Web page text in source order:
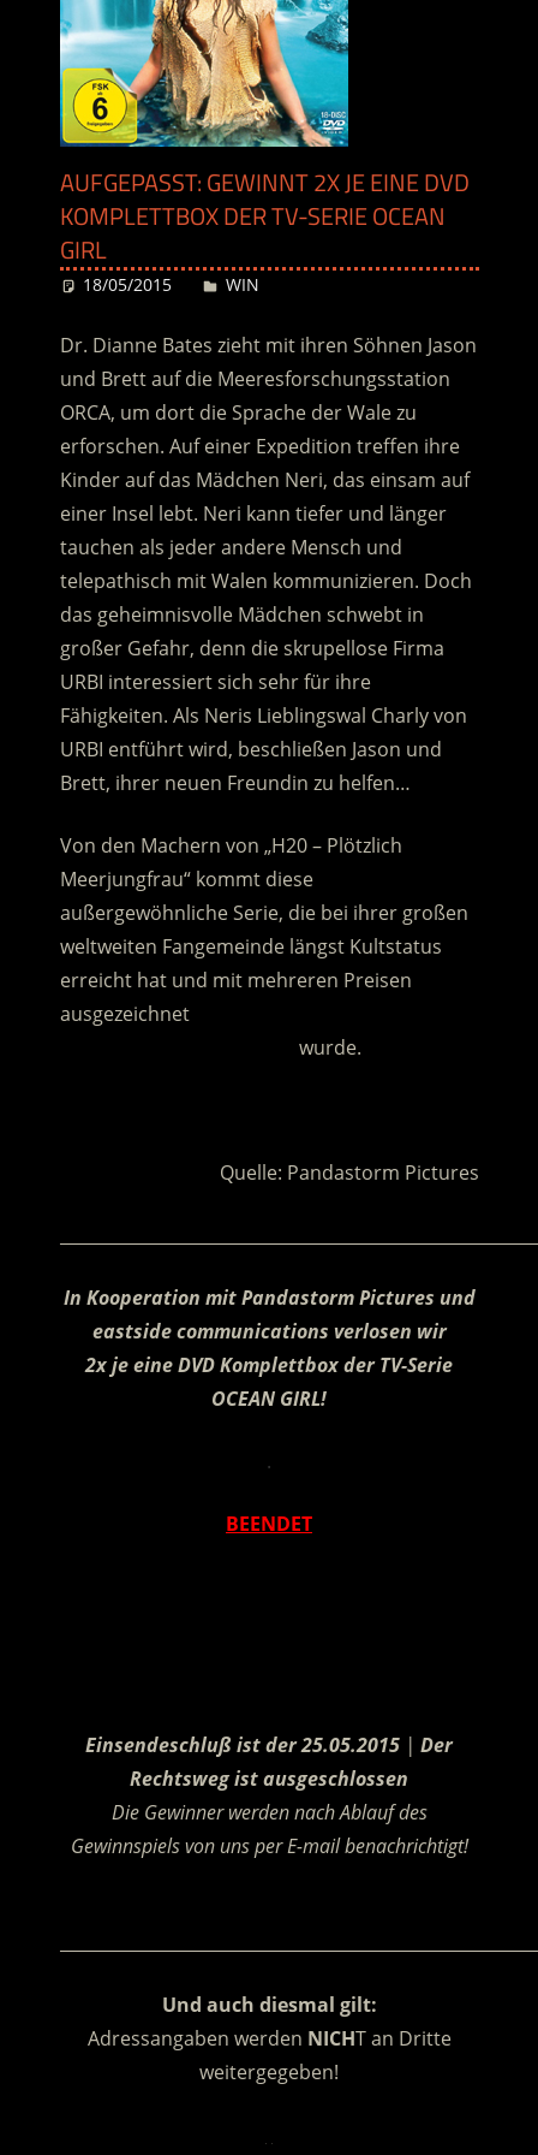
AUFGEPASST: GEWINNT 2X JE EINE DVD
KOMPLETTBOX DER TV-SERIE OCEAN
GIRL
18/05/2015 Desiree
WIN
Dr. Dianne Bates zieht mit ihren Söhnen Jason
und Brett auf die Meeresforschungsstation
ORCA, um dort die Sprache der Wale zu
erforschen. Auf einer Expedition treffen ihre
Kinder auf das Mädchen Neri, das einsam auf
einer Insel lebt. Neri kann tiefer und länger
tauchen als jeder andere Mensch und
telepathisch mit Walen kommunizieren. Doch
das geheimnisvolle Mädchen schwebt in
großer Gefahr, denn die skrupellose Firma
URBI interessiert sich sehr für ihre
Fähigkeiten. Als Neris Lieblingswal Charly von
URBI entführt wird, beschließen Jason und
Brett, ihrer neuen Freundin zu helfen…
Von den Machern von „H20 – Plötzlich
Meerjungfrau“ kommt diese
außergewöhnliche Serie, die bei ihrer großen
weltweiten Fangemeinde längst Kultstatus
erreicht hat und mit mehreren Preisen
ausgezeichnet
wurde.
Quelle: Pandastorm Pictures
In Kooperation mitPandastorm Pictures und
eastside communications verlosen wir
2x je eine DVD Komplettbox der TV-Serie
OCEAN GIRL!
.
BEENDET
Einsendeschluß ist der 25.05.2015 | Der
Rechtsweg ist ausgeschlossen
Die Gewinner werden nach Ablauf des
Gewinnspiels von uns per E-mail benachrichtigt!
Und auch diesmal gilt:
Adressangaben werden NICHT an Dritte
weitergegeben!